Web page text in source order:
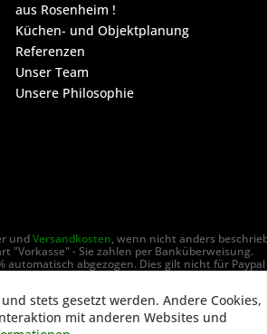
aus Rosenheim !
Küchen- und Objektplanung
Referenzen
Unser Team
Unsere Philosophie
undVersandkosten, wenn nicht anders
"Vorkasse" - Sie zahlen per Banküberweisung.
abgezogen. Dies gilt nicht für
(gewerbliche Betriebe), Selbstständige,
- Realisierung:www.77webdesign.de
stets gesetzt werden. Andere Cookies,
mit anderen Websites und